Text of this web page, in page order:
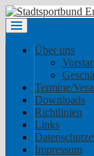
Über uns
Termine/
Downloads
Richtlinien
Links
Impressum